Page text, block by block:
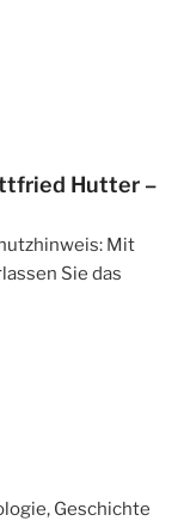
Hutter –
Mit
Sie das
Geschichte